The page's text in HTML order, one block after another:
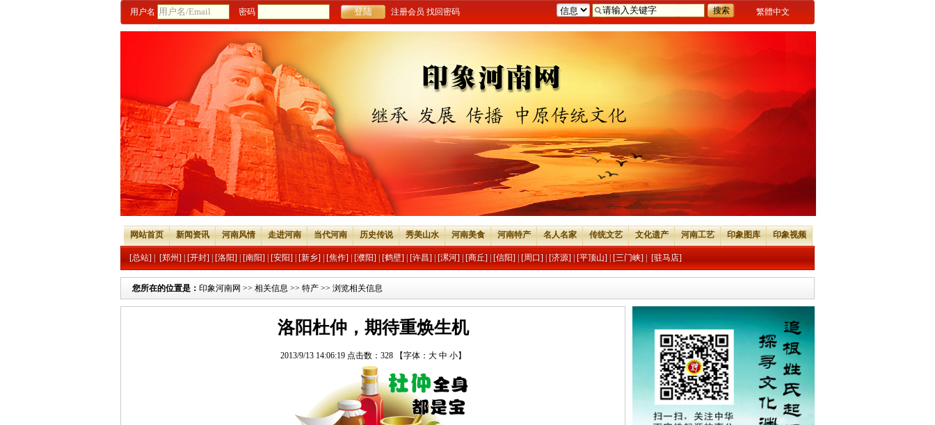
繁體中文
用户名 密码 注册会员 找回密码
网站首页 新闻资讯 河南风情 走进河南 当代河南 历史传说 秀美山水 河南美食 河南特产 名人名家 传统文艺 文化遗产 河南工艺 印象图库 印象视频
[总站] [郑州] [开封] [洛阳] [南阳] [安阳] [新乡] [焦作] [濮阳] [鹤壁] [许昌] [漯河] [商丘] [信阳] [周口] [济源] [平顶山] [三门峡] [驻马店]
您所在的位置是： 印象河南网 >> 相关信息 >> 特产 >> 浏览相关信息
洛阳杜仲，期待重焕生机
2013/9/13 14:06:19 点击数： 328 【字体： 大 中 小】